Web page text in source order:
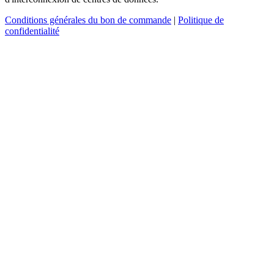
Conditions générales du bon de commande | Politique de
confidentialité